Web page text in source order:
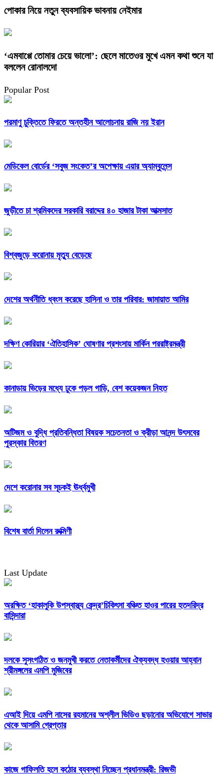
পোকার নিয়ে নতুন ব্যবসায়িক ভাবনায় নেইমার
‘এমবাপ্পে তোমার চেয়ে ভালো’: ছেলে মাতেওর মুখে এমন কথা শুনে যা
বললেন রোনালদো
Popular Post
পরমাণু চুক্তিতে ফিরতে অন্তহীন আলোচনায় রাজি নয় ইরান
মেডিকেল বোর্ডের ‘সবুজ সংকেত’র অপেক্ষায় এয়ার অ্যাম্বুলেন্স
জুড়ীতে চা শ্রমিকদের সরকারি বরাদ্দের ৪০ হাজার টাকা আত্মসাত
বিশ্বজুড়ে করোনায় মৃত্যু বেড়েছে
দেশের অর্থনীতি ধ্বংস করেছে হাসিনা ও তার পরিবার: জামায়াত আমির
দক্ষিণ কোরিয়ার ‘ঐতিহাসিক’ ঘোষণার প্রশংসায় মার্কিন পররাষ্ট্রমন্ত্রী
কানাডায় ভিড়ের মধ্যে ঢুকে পড়ল গাড়ি, বেশ কয়েকজন নিহত
অটিজম ও বুদ্ধি প্রতিবন্ধিতা বিষয়ক সচেতনতা ও ক্রীড়া আনন্দ উৎসবের
পুরস্কার বিতরণ
দেশে করোনার সব সূচকই ঊর্ধ্বমুখী
বিশেষ বার্তা দিলেন রুক্মিণী
Last Update
অরক্ষিত ‘হাকালুকি উপস্বাস্থ্য কেন্দ্র’চিকিৎসা বঞ্চিত হাওর পারের হতদরিদ্র
বাসিন্দারা
দলকে সুসংগঠিত ও জনমুখী করতে নেতাকর্মীদের ঐক্যবদ্ধ হওয়ার আহ্বান
শ্রীমঙ্গলের এমপি মুজিবের
এআই দিয়ে এমপি নাসের রহমানের অশ্লীল ভিডিও ছড়ানোর অভিযোগে সাভার
থেকে আসামি গ্রেপ্তার
কাজে গাফিলতি হলে কঠোর ব্যবস্থা নিচ্ছেন প্রধানমন্ত্রী: রিজভী